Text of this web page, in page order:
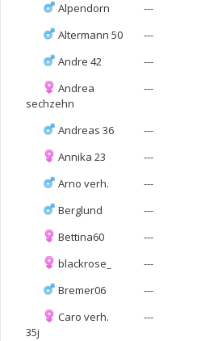
Alpendorn ---
Altermann 50
---
Andre 42
---
Andrea
sechzehn
---
Andreas 36 ---
Annika 23
---
Arno verh.
---
Berglund
---
Bettina60
---
blackrose_
---
Bremer06
---
Caro verh.
35j
---